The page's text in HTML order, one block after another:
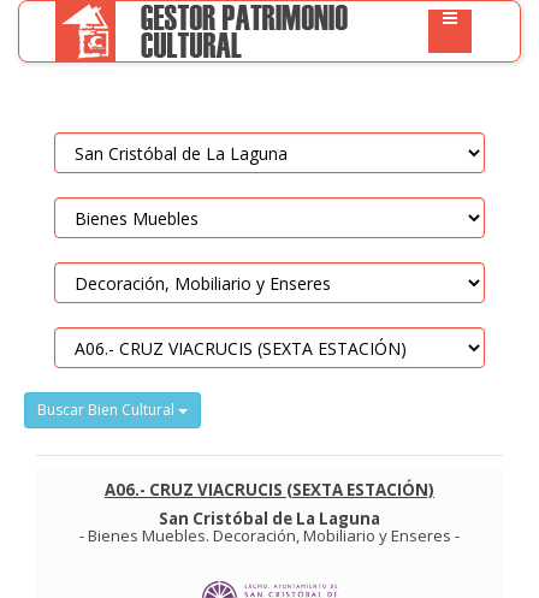
Buscar Bien Cultural
A06.- CRUZ VIACRUCIS (SEXTA ESTACIÓN)
San Cristóbal de La Laguna
-Bienes Muebles. Decoración, Mobiliario y Enseres -